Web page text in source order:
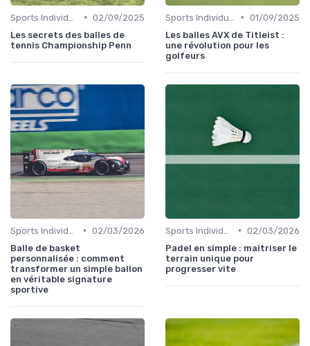
• 02/09/2025
Les secrets des balles de
tennis Championship Penn
• 01/09/2025
Les balles AVX de Titleist :
une révolution pour les
golfeurs
• 02/03/2026
Balle de basket
personnalisée : comment
transformer un simple ballon
en véritable signature
sportive
• 02/03/2026
Padel en simple : maîtriser le
terrain unique pour
progresser vite